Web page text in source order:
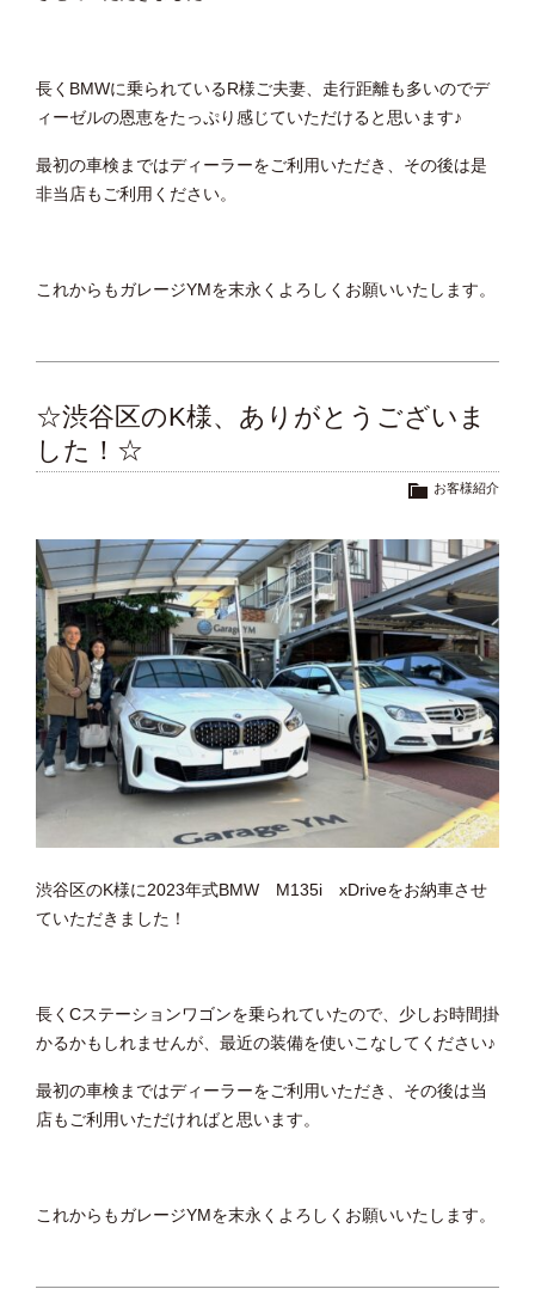
長くBMWに乗られているR様ご夫妻、走行距離も多いのでデ
ィーゼルの恩恵をたっぷり感じていただけると思います♪
最初の車検まではディーラーをご利用いただき、その後は是
非当店もご利用ください。
これからもガレージYMを末永くよろしくお願いいたします。
☆渋谷区のK様、ありがとうございま
した！☆
お客様紹介
渋谷区のK様に2023年式BMW M135i xDriveをお納車させ
ていただきました！
長くCステーションワゴンを乗られていたので、少しお時間掛
かるかもしれませんが、最近の装備を使いこなしてください♪
最初の車検まではディーラーをご利用いただき、その後は当
店もご利用いただければと思います。
これからもガレージYMを末永くよろしくお願いいたします。